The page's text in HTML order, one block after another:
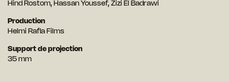
Hind Rostom, Hassan Youssef, Zizi El Badrawi
Production
Helmi Rafla Films
Support de projection
35 mm